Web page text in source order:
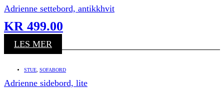
Adrienne settebord, antikkhvit
KR 499.00
LES MER
STUE SOFABORD
Adrienne sidebord, lite